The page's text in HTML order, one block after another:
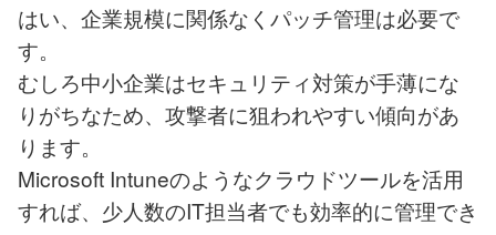
はい、企業規模に関係なくパッチ管理は必要で
す。
むしろ中小企業はセキュリティ対策が手薄にな
りがちなため、攻撃者に狙われやすい傾向があ
ります。
Microsoft Intuneのようなクラウドツールを活用
すれば、少人数のIT担当者でも効率的に管理でき